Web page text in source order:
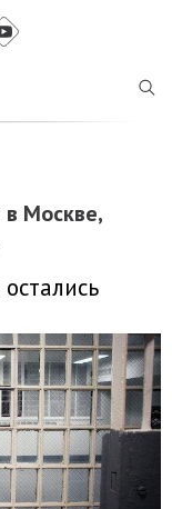
в Москве,